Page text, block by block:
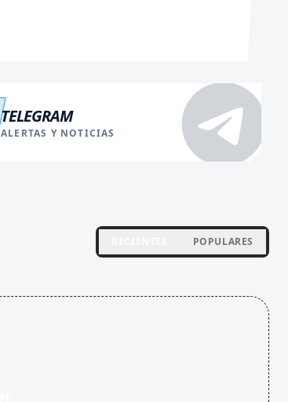
TELEGRAM
ALERTAS Y NOTICIAS
POPULARES